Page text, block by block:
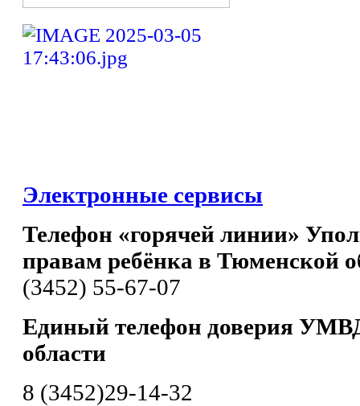
Электронные сервисы
Телефон «горячей линии»
правам ребёнка в Тюменской
(3452) 55-67-07
Единый телефон доверия
области
8 (3452)29-14-32